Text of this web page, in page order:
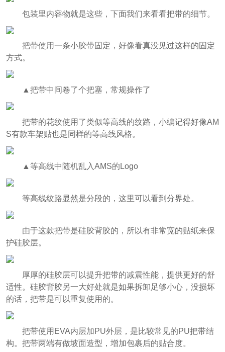
包装里内容物就是这些，下面我们来看看把带的细节。
把带使用一条小胶带固定，好像看真没见过这样的固定
方式。
▲把带中间卷了个把塞，常规操作了
把带的花纹使用了类似等高线的纹路，小编记得好像AM
S有款车架贴也是同样的等高线风格。
▲等高线中随机乱入AMS的Logo
等高线纹路显然是分段的，这里可以看到分界处。
由于这款把带是硅胶背胶的，所以有非常宽的贴纸来保
护硅胶层。
厚厚的硅胶层可以提升把带的减震性能，提供更好的舒
适性。硅胶背胶另一大好处就是如果拆卸足够小心，没损坏
的话，把带是可以重复使用的。
把带使用EVA内层加PU外层，是比较常见的PU把带结
构。把带两端有做坡面造型，增加包裹后的贴合度。